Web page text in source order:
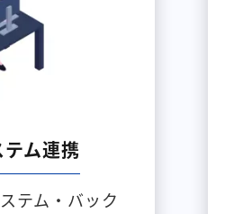
ム連携
テム・バック